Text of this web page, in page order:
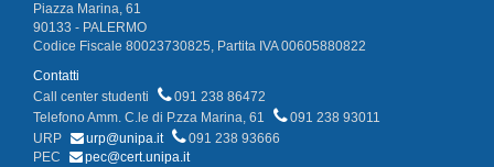
Piazza Marina, 61
90133 - PALERMO
Codice Fiscale 80023730825, Partita IVA 00605880822
Contatti
Call center studenti
091 238 86472
Telefono Amm. C.le di P.zza Marina, 61
091 238 93011
URP
urp@unipa.it
091 238 93666
PEC
pec@cert.unipa.it